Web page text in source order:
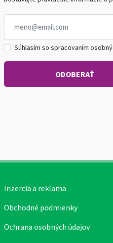
Súhlasím so spracovaním
Inzercia a reklama
Obchodné podmienky
Ochrana osobných údajov